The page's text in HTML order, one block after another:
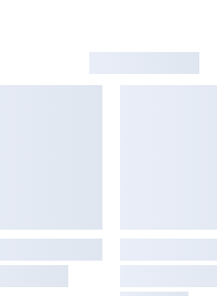
für Sitzschienen-
Einzelsitz links